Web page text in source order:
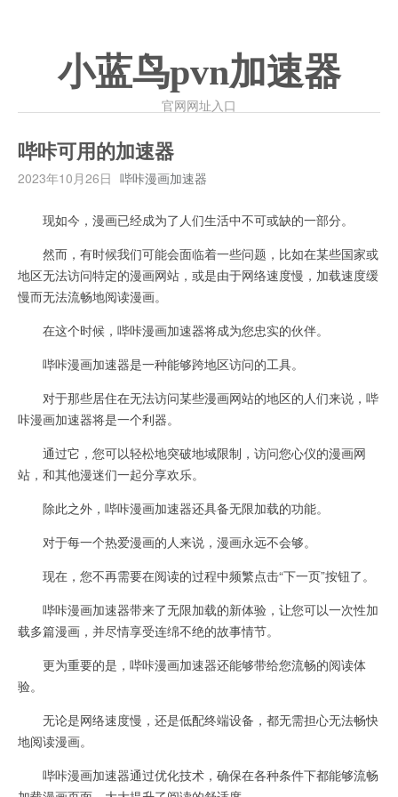
小蓝鸟pvn加速器
官网网址入口
哔咔可用的加速器
2023年10月26日 哔咔漫画加速器
现如今，漫画已经成为了人们生活中不可或缺的一部分。
然而，有时候我们可能会面临着一些问题，比如在某些国家或
地区无法访问特定的漫画网站，或是由于网络速度慢，加载速度缓
慢而无法流畅地阅读漫画。
在这个时候，哔咔漫画加速器将成为您忠实的伙伴。
哔咔漫画加速器是一种能够跨地区访问的工具。
对于那些居住在无法访问某些漫画网站的地区的人们来说，哔
咔漫画加速器将是一个利器。
通过它，您可以轻松地突破地域限制，访问您心仪的漫画网
站，和其他漫迷们一起分享欢乐。
除此之外，哔咔漫画加速器还具备无限加载的功能。
对于每一个热爱漫画的人来说，漫画永远不会够。
现在，您不再需要在阅读的过程中频繁点击“下一页”按钮了。
哔咔漫画加速器带来了无限加载的新体验，让您可以一次性加
载多篇漫画，并尽情享受连绵不绝的故事情节。
更为重要的是，哔咔漫画加速器还能够带给您流畅的阅读体
验。
无论是网络速度慢，还是低配终端设备，都无需担心无法畅快
地阅读漫画。
哔咔漫画加速器通过优化技术，确保在各种条件下都能够流畅